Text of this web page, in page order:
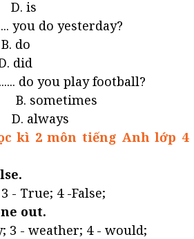
is
you do yesterday?
do you play football?
kì 2 môn tiếng Anh lớp 4
- True; 4 -False;
out.
3 - weather; 4 - would;